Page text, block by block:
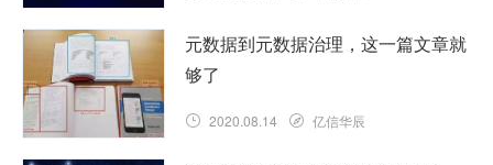
元数据到元数据治理，这一篇文章就
够了
2020.08.14 亿信华辰